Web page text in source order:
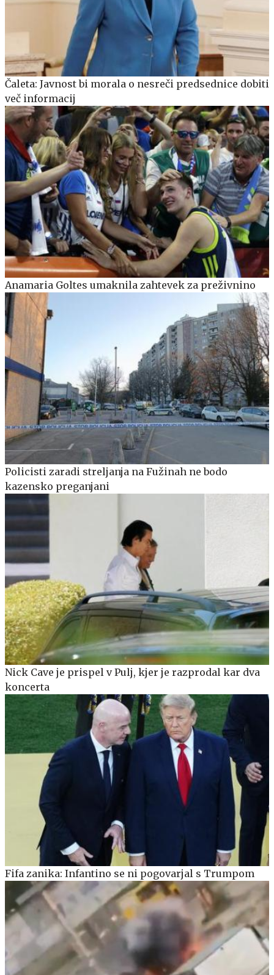
Čaleta: Javnost bi morala o nesreči predsednice dobiti
več informacij
Anamaria Goltes umaknila zahtevek za preživnino
Policisti zaradi streljanja na Fužinah ne bodo
kazensko preganjani
Nick Cave je prispel v Pulj, kjer je razprodal kar dva
koncerta
Fifa zanika: Infantino se ni pogovarjal s Trumpom